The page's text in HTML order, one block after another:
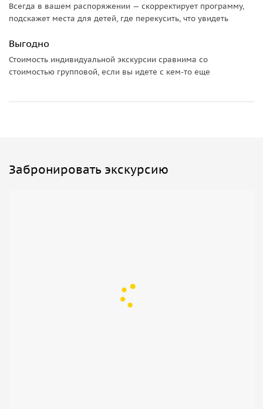
Всегда в вашем распоряжении — скорректирует программу,
подскажет места для детей, где перекусить, что увидеть
Выгодно
Стоимость индивидуальной экскурсии сравнима со
стоимостью групповой, если вы идете с кем-то еще
Забронировать экскурсию